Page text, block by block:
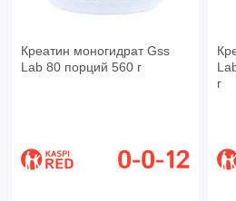
Креатин моногидрат Gss
Lab 80 порций 560 г
г